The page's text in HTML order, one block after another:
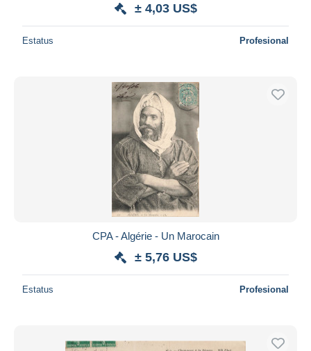
± 4,03 US$
Estatus Profesional
CPA - Algérie - Un Marocain
± 5,76 US$
Estatus Profesional